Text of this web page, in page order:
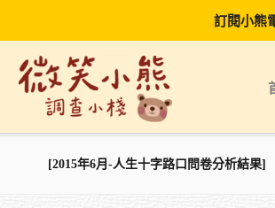
[2015年6月-人生十字路口問卷分析結果]
訂閱小熊